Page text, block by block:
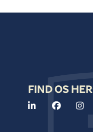
FIND OS HER